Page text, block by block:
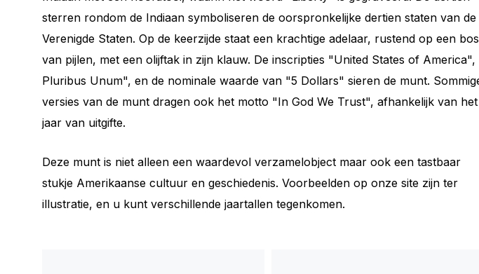
sterren rondom de Indiaan symboliseren de oorspronkelijke dertien staten van de
Verenigde Staten. Op de keerzijde staat een krachtige adelaar, rustend op een bos
van pijlen, met een olijftak in zijn klauw. De inscripties "United States of America",
Pluribus Unum", en de nominale waarde van "5 Dollars" sieren de munt.
versies van de munt dragen ook het motto "In God We Trust", afhankelijk van het
jaar van uitgifte.
Deze munt is niet alleen een waardevol verzamelobject maar ook een tastbaar
stukje Amerikaanse cultuur en geschiedenis. Voorbeelden op onze site zijn ter
illustratie, en u kunt verschillende jaartallen tegenkomen.